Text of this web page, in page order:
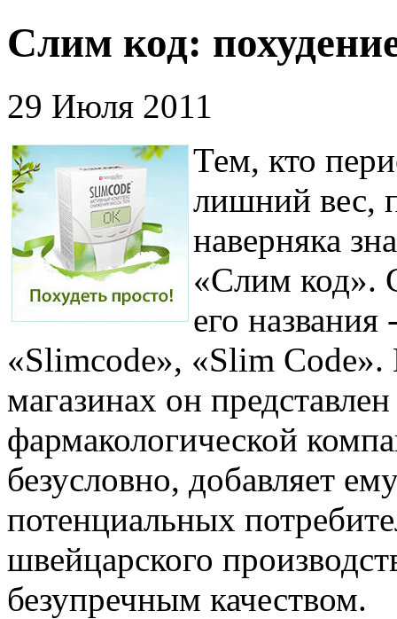
Слим код:
29 Июля 2011
Тем, кто
лишний вес,
наверняка
«Слим код».
его
«Slimcode», «Slim
магазинах он
фармакологической
безусловно, добавляет
потенциальных
швейцарского
безупречным качеством.